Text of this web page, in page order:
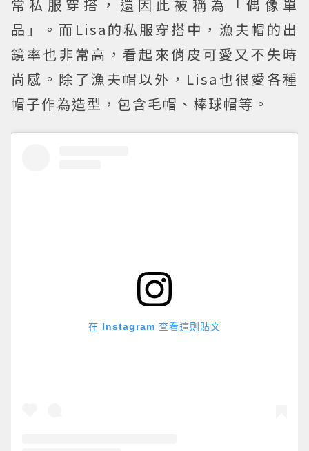
常私服穿搭，還因此被稱為「偶像單
品」。而Lisa的私服穿搭中，漁夫帽的出
鏡率也非常高，看起來俏皮可愛又不失時
尚感。除了漁夫帽以外，Lisa也很愛各種
帽子作為造型，包含毛帽、棒球帽等。
在 Instagram 查看這則貼文